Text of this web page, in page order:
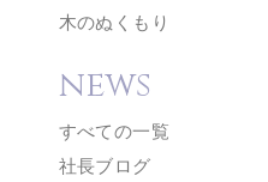
木のぬくもり
news
すべての一覧
社長ブログ